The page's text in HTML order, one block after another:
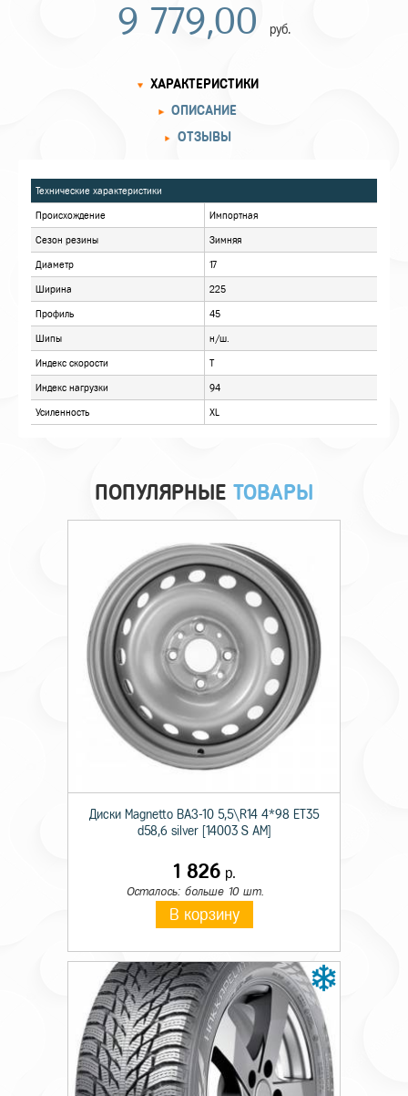
9 779,00 руб.
ОПИСАНИЕ
ОТЗЫВЫ
Технические характеристики
Происхождение Импортная
Сезон резины
Ширина 225
Индекс нагрузки 94
Усиленность XL
ПОПУЛЯРНЫЕ ТОВАРЫ
Диски Magnetto ВАЗ-10 5,5\R14 4*98 ET35
d58,6 silver [14003 S AM]
1 826р.
Осталось: больше 10 шт.
В корзину